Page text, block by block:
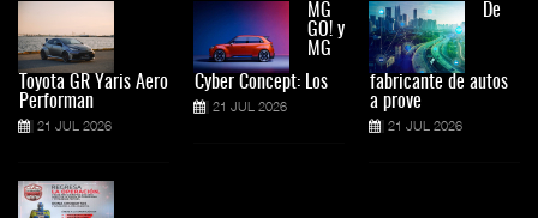
Toyota GR Yaris Aero
Performan
21 JUL 2026
MG
GO! y
MG
Cyber Concept: Los
21 JUL 2026
De
fabricante de autos
a prove
21 JUL 2026